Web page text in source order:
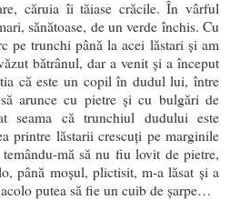
căruia îi tăiase crăcile. În vârful
sănătoase, de un verde închis. Cu
pe trunchi până la acei lăstari și am
bătrânul, dar a venit și a început
că este un copil în dudul lui, între
arunce cu pietre și cu bulgări de
seama că trunchiul dudului este
printre lăstarii crescuți pe marginile
mă să nu fiu lovit de pietre,
până moșul, plictisit, m-a lăsat și a
putea să fie un cuib de șarpe…